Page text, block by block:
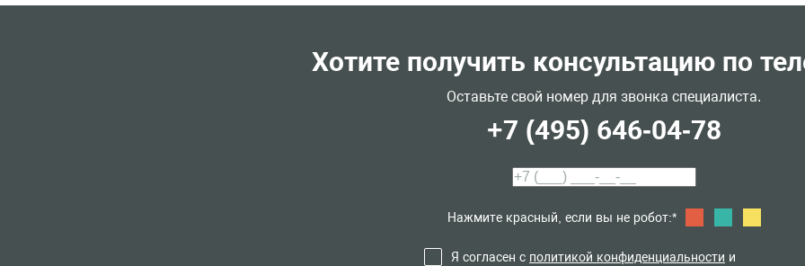
Хотите получить консультацию по
Оставьте свой номер для звонка специалиста.
+7 (495) 646-04-78
Нажмите красный, если вы не робот:*
Я согласен с политикой конфиденциальности и